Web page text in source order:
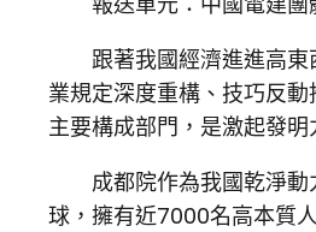
跟著我國經濟進進高
業規定深度重構、技巧反
主要構成部門，是激起發
成都院作為我國乾淨
球，擁有近7000名高本質